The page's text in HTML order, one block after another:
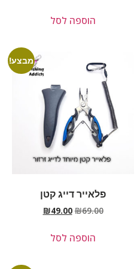
הוספה לסל
מבצע!
פלאייר דייג קטן
₪69.00
₪49.00
הוספה לסל